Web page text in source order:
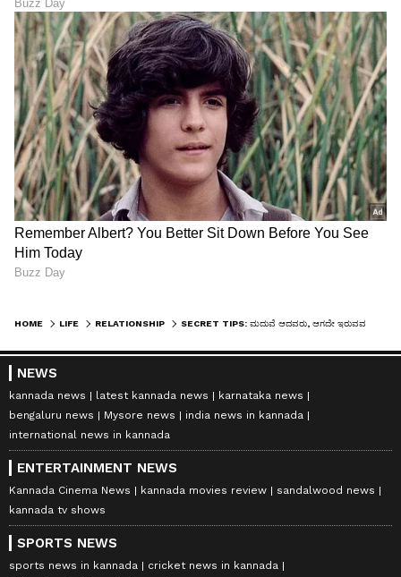
HOME LIFE RELATIONSHIP
NEWS
kannada news latest kannada news
karnataka news
bengaluru news
Mysore news
india news in kannada
international news in kannada
ENTERTAINMENT NEWS
Kannada Cinema News kannada movies review
sandalwood news
kannada tv shows
SPORTS NEWS
sports news in kannada
cricket news in kannada